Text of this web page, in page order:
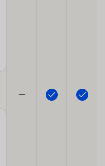
Iekļauts Iekļauts